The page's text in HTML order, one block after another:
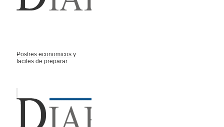
Postres economicos y
faciles de preparar